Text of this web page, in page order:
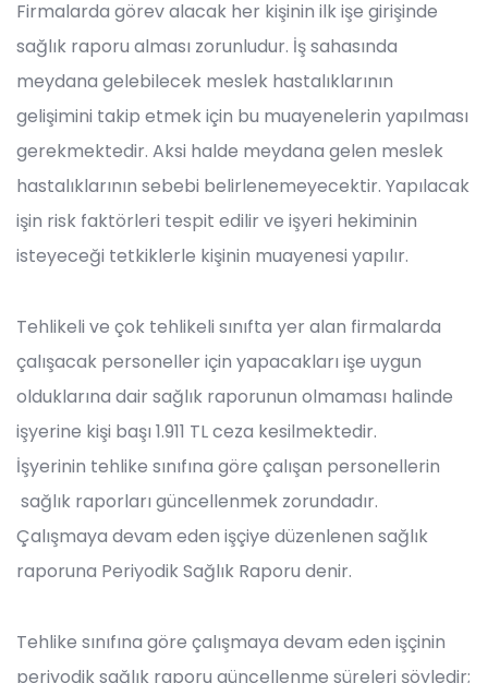
Firmalarda görev alacak her kişinin ilk işe girişinde
sağlık raporu alması zorunludur. İş sahasında
meydana gelebilecek meslek hastalıklarının
gelişimini takip etmek için bu muayenelerin yapılması
gerekmektedir. Aksi halde meydana gelen meslek
hastalıklarının sebebi belirlenemeyecektir. Yapılacak
işin risk faktörleri tespit edilir ve işyeri hekiminin
isteyeceği tetkiklerle kişinin muayenesi yapılır.
Tehlikeli ve çok tehlikeli sınıfta yer alan firmalarda
çalışacak personeller için yapacakları işe uygun
olduklarına dair sağlık raporunun olmaması halinde
işyerine kişi başı 1.911 TL ceza kesilmektedir.
İşyerinin tehlike sınıfına göre çalışan personellerin
sağlık raporları güncellenmek zorundadır.
Çalışmaya devam eden işçiye düzenlenen sağlık
raporuna Periyodik Sağlık Raporu denir.
Tehlike sınıfına göre çalışmaya devam eden işçinin
periyodik sağlık raporu güncellenme süreleri şöyledir;